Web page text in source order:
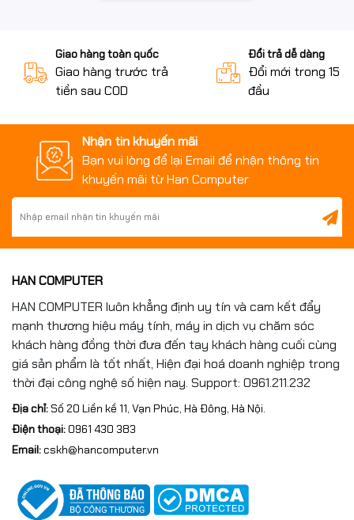
Tản nhiệt nước AIO 360mm
– Giữ hiệu năng luôn ổn
định
Hệ thống được trang bịMSI MAG CORELIQUID A13 360,
giúp:
· Giữ CPU mát mẻ khi tải nặng
Hoạt động ổn định trong thời gian dài
LED ARGB tăng tính thẩm mỹ cho dàn máy
Tản nhiệt nước 360mm đảm bảo Core Ultra 7 265K luôn
phát huy tối đa sức mạnh.
Nguồn 750W 80 Plus Gold
– An toàn, sẵn sàng nâng
cấp
PC sử dụngMSI MAG A750GL PCIe5 750W – 80 Plus
Giao hàng toàn quốc
Giao hàng trước trả
tiền sau COD
Đổi trả dễ dàng
Đổi mới trong 15
đầu
Nhận tin khuyến mãi
Bạn vui lòng để lại Email để nhận thông tin
khuyến mãi từ Han Computer
HAN COMPUTER
HAN COMPUTER luôn khẳng định uy tín và cam kết đẩy
mạnh thương hiệu máy tính, máy in dịch vụ chăm sóc
khách hàng đồng thời đưa đến tay khách hàng cuối cùng
giá sản phẩm là tốt nhất, Hiện đại hoá doanh nghiệp trong
thời đại công nghệ số hiện nay. Support: 0961.211.232
Địa chỉ:Số 20 Liền kề 11, Vạn Phúc, Hà Đông, Hà Nội.
Điện thoại:0961 430 383
Email:cskh@hancomputer.vn